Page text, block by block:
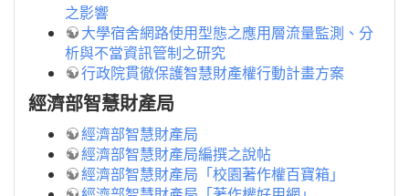
之影響
大學宿舍網路使用型態之應用層流量監測、分
析與不當資訊管制之研究
行政院貫徹保護智慧財產權行動計畫方案
經濟部智慧財產局
經濟部智慧財產局
經濟部智慧財產局編撰之說帖
經濟部智慧財產局「校園著作權百寶箱」